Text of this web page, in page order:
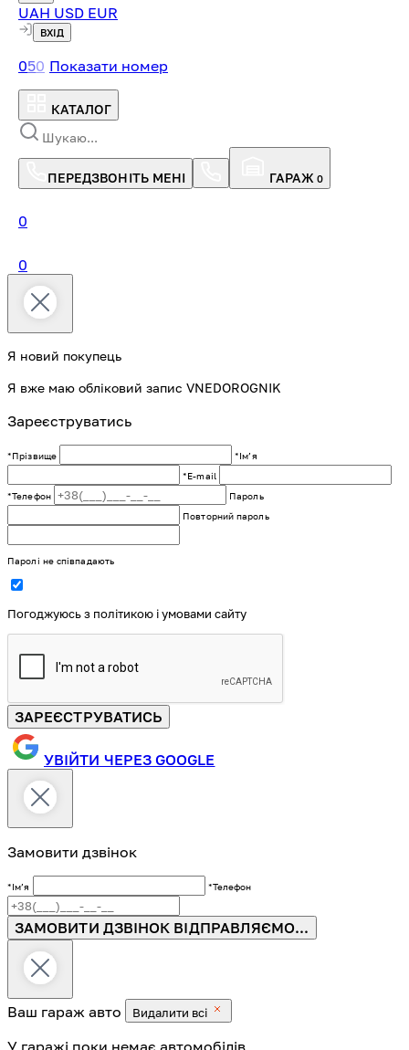
UAH USD EUR
ВХІД
050 Показати номер
КАТАЛОГ
ПЕРЕДЗВОНІТЬ МЕНІ ГАРАЖ 0
0
0
Я новий покупець
Я вже маю обліковий запис VNEDOROGNIK
Зареєструватись
*Прізвище
*Імʼя
*E-mail
*Телефон
Пароль
Повторний пароль
Паролі не співпадають
Погоджуюсь з політикою і умовами сайту
ЗАРЕЄСТРУВАТИСЬ
УВІЙТИ ЧЕРЕЗ GOOGLE
Замовити дзвінок
*Імʼя *Телефон
ЗАМОВИТИ ДЗВІНОК ВІДПРАВЛЯЄМО...
Ваш гараж авто Видалити всі
У гаражі поки немає автомобілів